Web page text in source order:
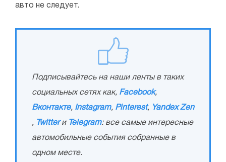
авто не следует.
Подписывайтесь на наши ленты в таких
социальных сетях как, Facebook,
Вконтакте, Instagram, Pinterest, Yandex Zen
, Twitterи Telegram: все самые интересные
автомобильные события собранные в
одном месте.